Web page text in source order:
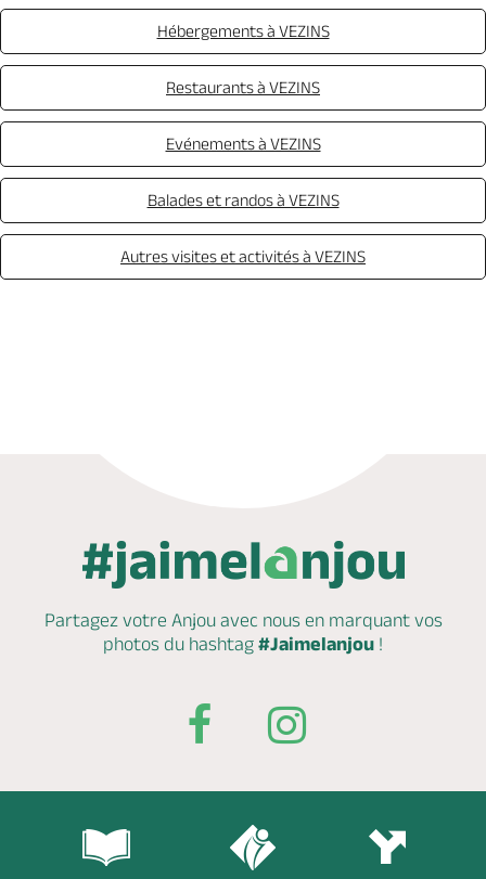
Hébergements à VEZINS
Restaurants à VEZINS
Evénements à VEZINS
Balades et randos à VEZINS
Autres visites et activités à VEZINS
Partagez votre Anjou avec nous en marquantvos
photos du hashtag #Jaimelanjou !